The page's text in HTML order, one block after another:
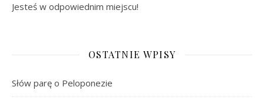
Jesteś w odpowiednim miejscu!
OSTATNIE WPISY
Słów parę o Peloponezie